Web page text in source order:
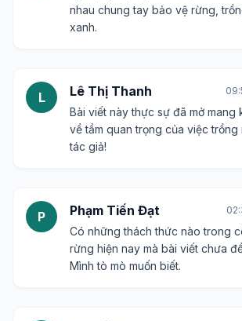
nhau chung tay bảo vệ rừng,
xanh.
L Lê Thị Thanh
Bài viết này thực sự đã mở mang
về tầm quan trọng của việc trồng
tác giả!
P Phạm Tiến Đạt
Có những thách thức nào trong
rừng hiện nay mà bài viết chưa
Mình tò mò muốn biết.